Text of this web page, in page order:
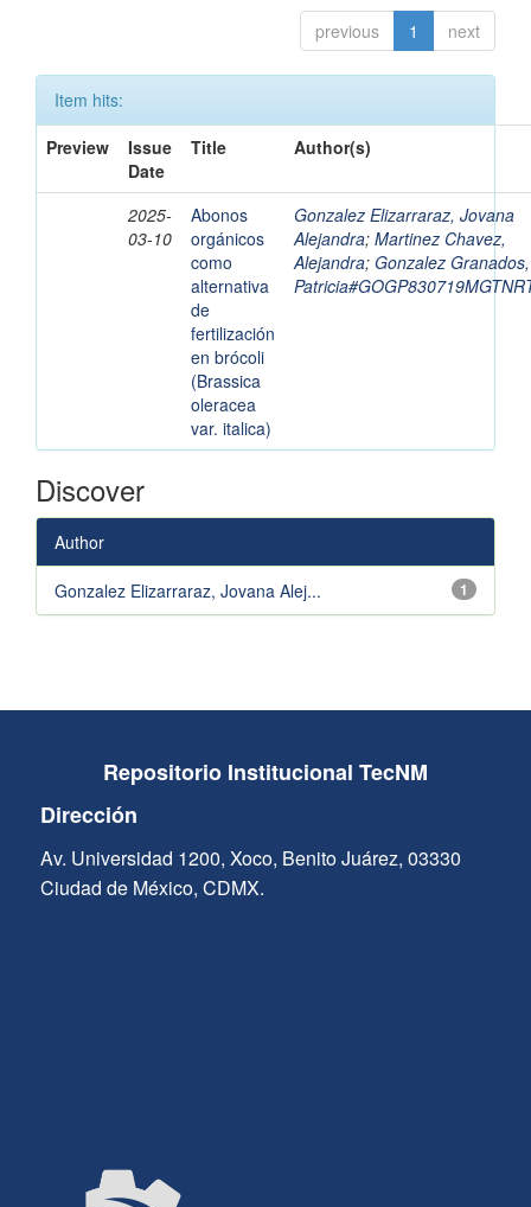
previous 1 next
Item hits:
Preview
Issue
Date
Title Author(s)
2025-
03-10
Abonos
orgánicos
como
alternativa
de
fertilización
en brócoli
(Brassica
oleracea
var. italica)
Gonzalez Elizarraraz, Jovana
Alejandra; Martinez Chavez,
Alejandra; Gonzalez Granados,
Discover
Author
1
Gonzalez Elizarraraz, Jovana Alej...
Repositorio Institucional TecNM
Dirección
Av. Universidad 1200, Xoco, Benito Juárez, 03330
Ciudad de México, CDMX.